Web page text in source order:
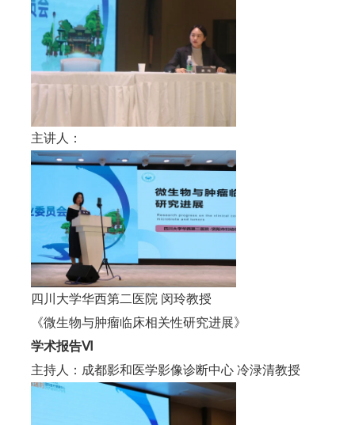
主讲人：
四川大学华西第二医院 闵玲教授
《微生物与肿瘤临床相关性研究进展》
学术报告Ⅵ
主持人：成都影和医学影像诊断中心 冷渌清教授